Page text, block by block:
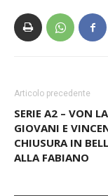
Articolo precedente
SERIE A2 – VON
GIOVANI E
CHIUSURA IN
ALLA FABIANO